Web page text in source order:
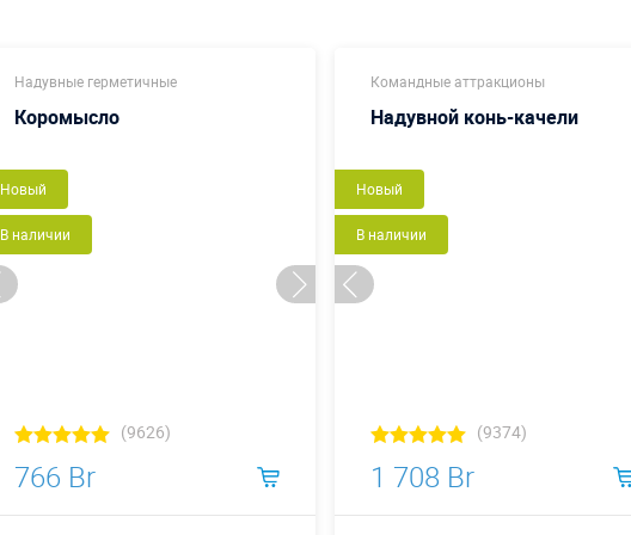
Надувные герметичные
Коромысло
Новый
В наличии
(9626)
766 Br
Командные аттракционы
Надувной конь-качели
Новый
В наличии
(9374)
1 708 Br